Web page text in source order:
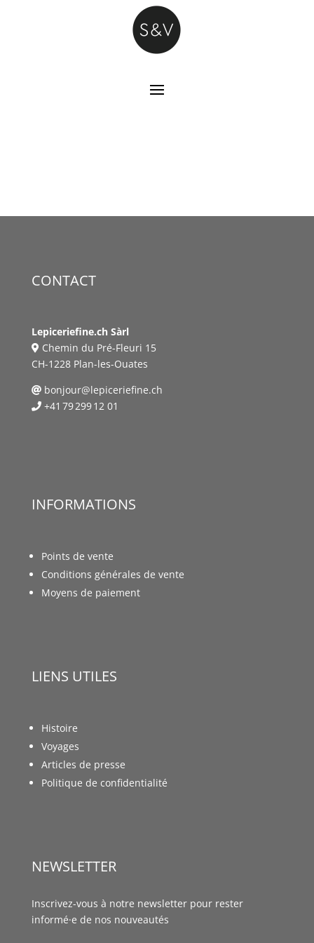
CONTACT
Lepiceriefine.ch Sàrl
Chemin du Pré-Fleuri 15
CH-1228 Plan-les-Ouates
bonjour@lepiceriefine.ch
+41 79 299 12 01
INFORMATIONS
Points de vente
Conditions générales de vente
Moyens de paiement
LIENS UTILES
Histoire
Voyages
Articles de presse
Politique de confidentialité
NEWSLETTER
Inscrivez-vous à notre newsletter pour rester
informé·e de nos nouveautés